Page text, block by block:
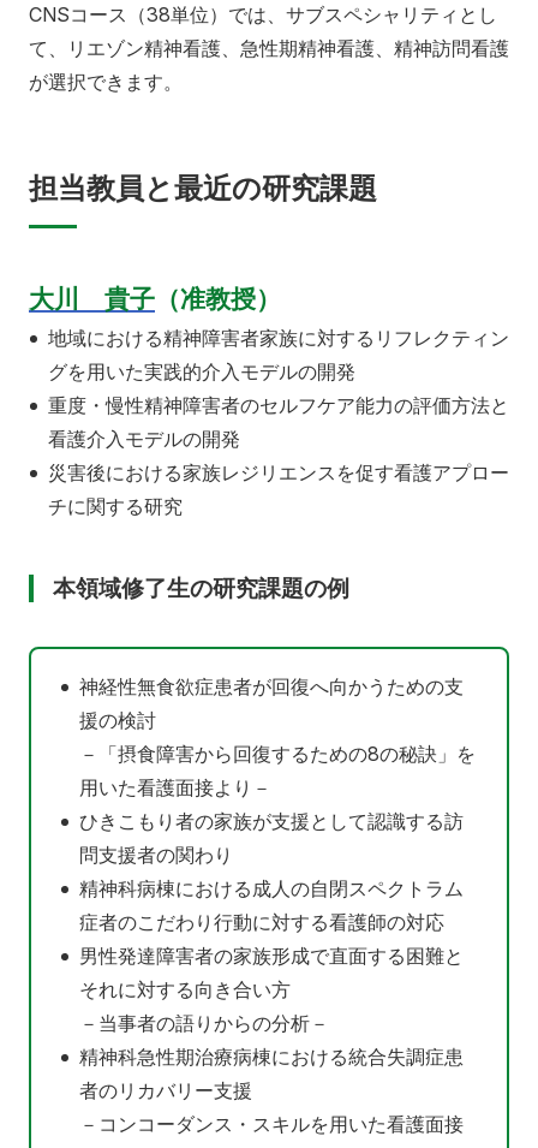
CNSコース（38単位）では、サブスペシャリティとし
て、リエゾン精神看護、急性期精神看護、精神訪問看護
が選択できます。
担当教員と最近の研究課題
大川 貴子 （准教授）
地域における精神障害者家族に対するリフレクティン
グを用いた実践的介入モデルの開発
重度・慢性精神障害者のセルフケア能力の評価方法と
看護介入モデルの開発
災害後における家族レジリエンスを促す看護アプロー
チに関する研究
本領域修了生の研究課題の例
神経性無食欲症患者が回復へ向かうための支
援の検討
－「摂食障害から回復するための8の秘訣」を
用いた看護面接より－
ひきこもり者の家族が支援として認識する訪
問支援者の関わり
精神科病棟における成人の自閉スペクトラム
症者のこだわり行動に対する看護師の対応
男性発達障害者の家族形成で直面する困難と
それに対する向き合い方
－当事者の語りからの分析－
精神科急性期治療病棟における統合失調症患
者のリカバリー支援
－コンコーダンス・スキルを用いた看護面接